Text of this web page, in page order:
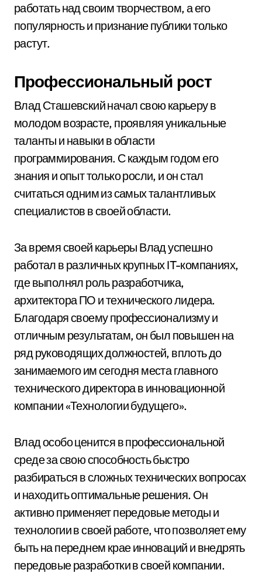
работать над своим творчеством, а его
популярность и признание публики только
растут.
Профессиональный рост
Влад Сташевский начал свою карьеру в
молодом возрасте, проявляя уникальные
таланты и навыки в области
программирования. С каждым годом его
знания и опыт только росли, и он стал
считаться одним из самых талантливых
специалистов в своей области.
За время своей карьеры Влад успешно
работал в различных крупных IT-компаниях,
где выполнял роль разработчика,
архитектора ПО и технического лидера.
Благодаря своему профессионализму и
отличным результатам, он был повышен на
ряд руководящих должностей, вплоть до
занимаемого им сегодня места главного
технического директора в инновационной
компании «Технологии будущего».
Влад особо ценится в профессиональной
среде за свою способность быстро
разбираться в сложных технических вопросах
и находить оптимальные решения. Он
активно применяет передовые методы и
технологии в своей работе, что позволяет ему
быть на переднем крае инноваций и внедрять
передовые разработки в своей компании.